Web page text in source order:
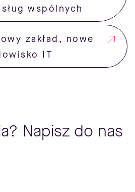
wspólnych
zakład, nowe
IT
Napisz do nas